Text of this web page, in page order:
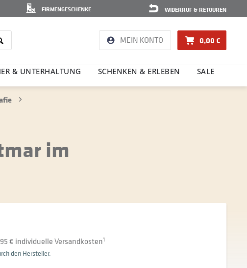
WIDERRUF & RETOUREN
FIRMENGESCHENKE
MEIN KONTO 0,00 €
& UNTER­HAL­TUNG SCHENKEN & ERLEBEN SALE
im
€ individuelle Versandkosten1
den Hersteller.